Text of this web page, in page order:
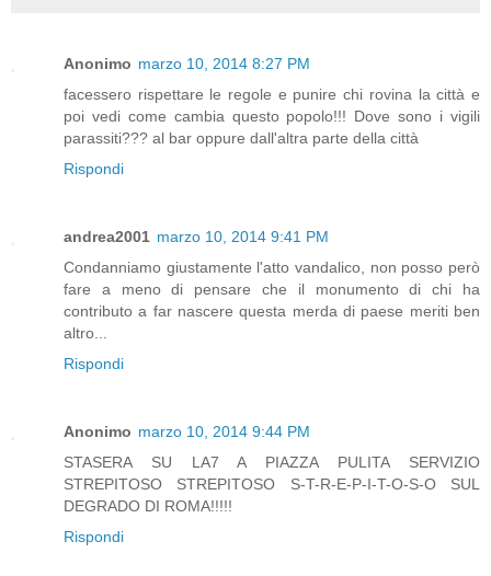
Anonimo marzo 10, 2014 8:27 PM
facessero rispettare le regole e punire chi rovina la città e
poi vedi come cambia questo popolo!!! Dove sono i vigili
parassiti??? al bar oppure dall'altra parte della città
Rispondi
andrea2001 marzo 10, 2014 9:41 PM
Condanniamo giustamente l'atto vandalico, non posso però
fare a meno di pensare che il monumento di chi ha
contributo a far nascere questa merda di paese meriti ben
altro...
Rispondi
Anonimo marzo 10, 2014 9:44 PM
STASERA SU LA7 A PIAZZA PULITA SERVIZIO
STREPITOSO STREPITOSO S-T-R-E-P-I-T-O-S-O SUL
DEGRADO DI ROMA!!!!!
Rispondi